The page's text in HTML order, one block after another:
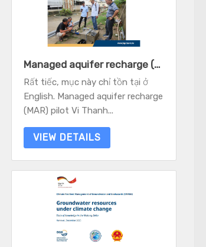
Managed aquifer recharge (MAR) pilot Vi Thanh - Results from CRMGG support to NAWAPI
Rất tiếc, mục này chỉ tồn tại ở
English. Managed aquifer recharge
(MAR) pilot Vi Thanh...
VIEW DETAILS